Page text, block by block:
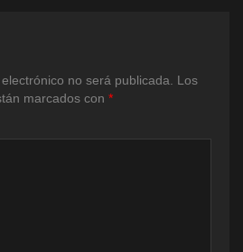
no será publicada.
Los
marcados con *